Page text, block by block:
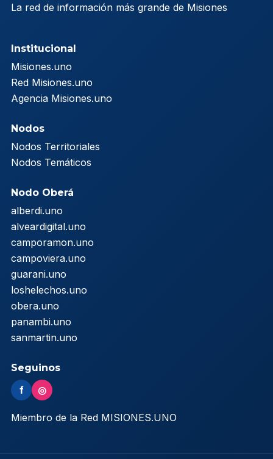
La red de información más grande de Misiones
Institucional
Misiones.uno
Red Misiones.uno
Agencia Misiones.uno
Nodos
Nodos Territoriales
Nodos Temáticos
Nodo Oberá
alberdi.uno
alveardigital.uno
camporamon.uno
campoviera.uno
guarani.uno
loshelechos.uno
obera.uno
panambi.uno
sanmartin.uno
Seguinos
f ◎
Miembro de la Red MISIONES.UNO